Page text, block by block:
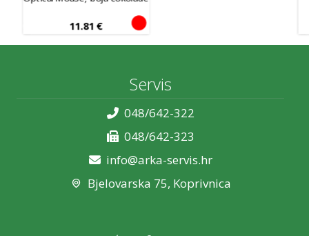
11.81€
Servis
048/642-322
048/642-323
info@arka-servis.hr
Bjelovarska 75, Koprivnica